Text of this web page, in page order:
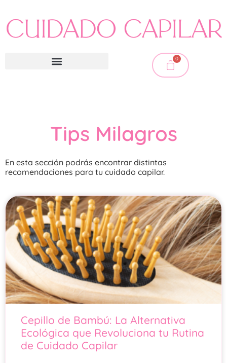
0
Tips Milagros
En esta sección podrás encontrar distintas
recomendaciones para tu cuidado capilar.
Cepillo de Bambú: La Alternativa
Ecológica que Revoluciona tu Rutina
de Cuidado Capilar